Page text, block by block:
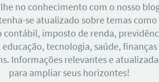
no conhecimento com o nosso
se atualizado sobre temas como
contábil, imposto de renda,
educação, tecnologia, saúde, finanças
Informações relevantes e
para ampliar seus horizontes!